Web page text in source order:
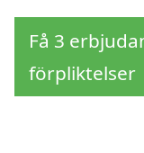
Få 3
förpliktelser